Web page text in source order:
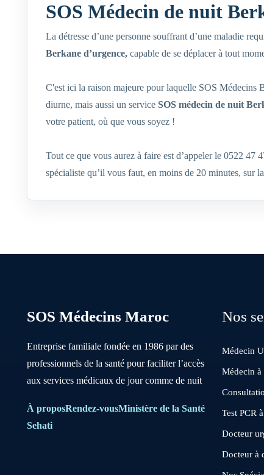
SOS Médecin de nuit
La détresse d’une personne souffrant d’une maladie
Berkane d’urgence, capable de se déplacer à tout
C'est ici la raison majeure pour laquelle SOS Médecins
diurne, mais aussi un service SOS médecin de nuit
votre patient, où que vous soyez !
Tout ce que vous aurez à faire est d’appeler le 0522 47
spécialiste qu’il vous faut, en moins de 20 minutes, sur
SOS Médecins Maroc
Entreprise familiale fondée en 1986 par des
professionnels de la santé pour faciliter l’accès
aux services médicaux de jour comme de nuit
À proposRendez-vousMinistère de la Santé
Sehati
Nos
Médecin
Médecin
Test PCR
Docteur
Docteur à